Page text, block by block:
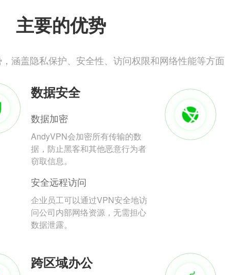
主要的优势
涵盖隐私保护、安全性、访问权限和网络性能等方面
数据安全
数据加密
AndyVPN会加密所有传输的数
据，防止黑客和其他恶意行为者
窃取信息。
安全远程访问
企业员工可以通过VPN安全地访
问公司内部网络资源，无需担心
数据泄露。
跨区域办公